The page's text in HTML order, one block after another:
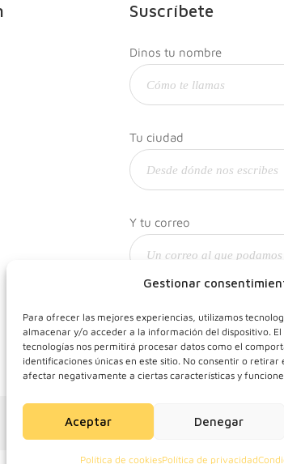
Gestionar
Para ofrecer las mejores experiencias, utilizamos
almacenar y/o acceder a la información del dispositivo.
tecnologías nos permitirá procesar datos como el
identificaciones únicas en este sitio. No consentir o
afectar negativamente a ciertas características y
Aceptar Denegar
Política de cookiesPolítica de privacidad
Suscríbete
Dinos tu nombre
Tu ciudad
Y tu correo